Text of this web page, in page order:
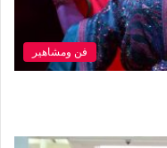
فن ومشاهير